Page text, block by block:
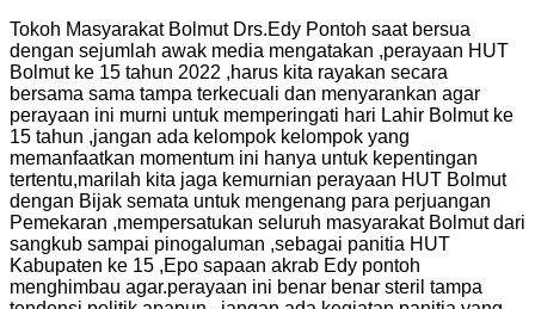
Tokoh Masyarakat Bolmut Drs.Edy Pontoh saat bersua
dengan sejumlah awak media mengatakan ,perayaan HUT
Bolmut ke 15 tahun 2022 ,harus kita rayakan secara
bersama sama tampa terkecuali dan menyarankan agar
perayaan ini murni untuk memperingati hari Lahir Bolmut ke
15 tahun ,jangan ada kelompok kelompok yang
memanfaatkan momentum ini hanya untuk kepentingan
tertentu,marilah kita jaga kemurnian perayaan HUT Bolmut
dengan Bijak semata untuk mengenang para perjuangan
Pemekaran ,mempersatukan seluruh masyarakat Bolmut dari
sangkub sampai pinogaluman ,sebagai panitia HUT
Kabupaten ke 15 ,Epo sapaan akrab Edy pontoh
menghimbau agar.perayaan ini benar benar steril tampa